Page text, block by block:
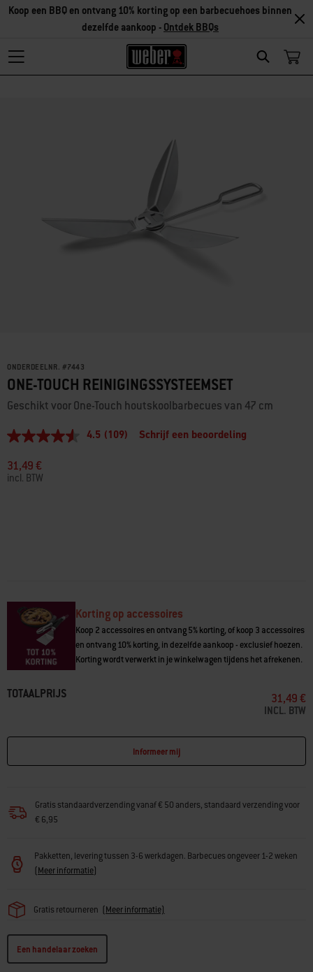
Search
Koop een BBQ en ontvang 10% korting op een barbecuehoes binnen
dezelfde aankoop - Ontdek BBQs
ONDERDEELNR. #7443
ONE-TOUCH REINIGINGSSYSTEEMSET
Geschikt voor One-Touch houtskoolbarbecues van 47 cm
4.5
5
sterren,
gemiddelde
4.5 (109) Schrijf een beoordeling
31,49 €
incl. BTW
Korting op accessoires
Koop 2 accessoires en ontvang 5% korting, of koop 3 accessoires
en ontvang 10% korting, in dezelfde aankoop - exclusief hoezen.
Korting wordt verwerkt in je winkelwagen tijdens het afrekenen.
TOTAALPRIJS 31,49 €
INCL. BTW
Informeer mij
Gratis standaardverzending vanaf € 50 anders, standaard verzending voor
€ 6,95
Pakketten, levering tussen 3-6 werkdagen. Barbecues ongeveer 1-2 weken
(Meer informatie)
Gratis retourneren (Meer informatie)
Een handelaar zoeken